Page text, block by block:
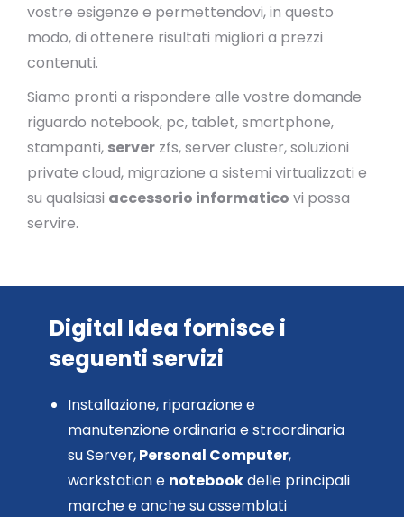
vostre esigenze e permettendovi, in questo
modo, di ottenere risultati migliori a prezzi
contenuti.
Siamo pronti a rispondere alle vostre domande
riguardo notebook, pc, tablet, smartphone,
stampanti, server zfs, server cluster, soluzioni
private cloud, migrazione a sistemi virtualizzati e
su qualsiasi accessorio informatico vi possa
servire.
Digital Idea fornisce i
seguenti servizi
Installazione, riparazione e
manutenzione ordinaria e straordinaria
su Server,Personal Computer,
workstation e notebookdelle principali
marche e anche su assemblati